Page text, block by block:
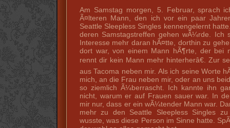
Am Samstag morgen, 5. Februar, sprach
Ã¤lteren Mann, den ich vor ein paar
Seattle Sleepless Singles kennengelernt
deren Samstagstreffen gehen wÃ¼rde. Ich
Interesse mehr daran hÃ¤tte, dorthin zu
dort war, von einem Mann hÃ¶rte, der bei
rennt dir kein Mann mehr hinterherâ€. Zur
aus Tacoma neben mir. Als ich seine Worte
mich, an die Frau neben mir, oder an uns
so ziemlich Ã¼berrascht. Ich kannte ihn
nicht, warum er auf Frauen sauer war. In
mir nur, dass er ein wÃ¼tender Mann war.
mehr zu den Seattle Sleepless Singles
wusste, was diese Person im Sinne hatte.